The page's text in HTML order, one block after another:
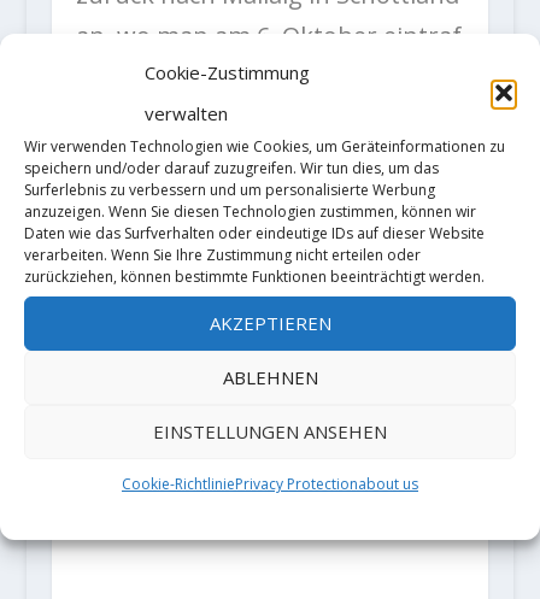
Cookie-Zustimmung
verwalten
Wir verwenden Technologien wie Cookies, um Geräteinformationen zu
speichern und/oder darauf zuzugreifen. Wir tun dies, um das
Surferlebnis zu verbessern und um personalisierte Werbung
anzuzeigen. Wenn Sie diesen Technologien zustimmen, können wir
Daten wie das Surfverhalten oder eindeutige IDs auf dieser Website
verarbeiten. Wenn Sie Ihre Zustimmung nicht erteilen oder
zurückziehen, können bestimmte Funktionen beeinträchtigt werden.
AKZEPTIEREN
ABLEHNEN
EINSTELLUNGEN ANSEHEN
Cookie-RichtliniePrivacy Protectionabout us
an, wo man am 6. Oktober eintraf
und erneut im BMW i3 Richtung
Bayern reiste.
Quelle: Bettina Blum Fotos:
(c)Thomas Ulrich